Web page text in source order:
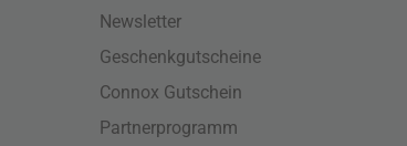
Newsletter
Geschenkgutscheine
Connox Gutschein
Partnerprogramm